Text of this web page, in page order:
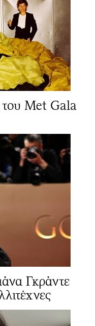
Met Gala
Γκράντε